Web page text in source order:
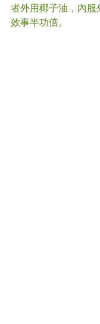
者外用椰子油，內服
效事半功倍。